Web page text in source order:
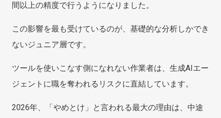
間以上の精度で行うようになりました。
この影響を最も受けているのが、基礎的な分析しかでき
ないジュニア層です。
ツールを使いこなす側になれない作業者は、生成AIエー
ジェントに職を奪われるリスクに直結しています。
2026年、「やめとけ」と言われる最大の理由は、中途